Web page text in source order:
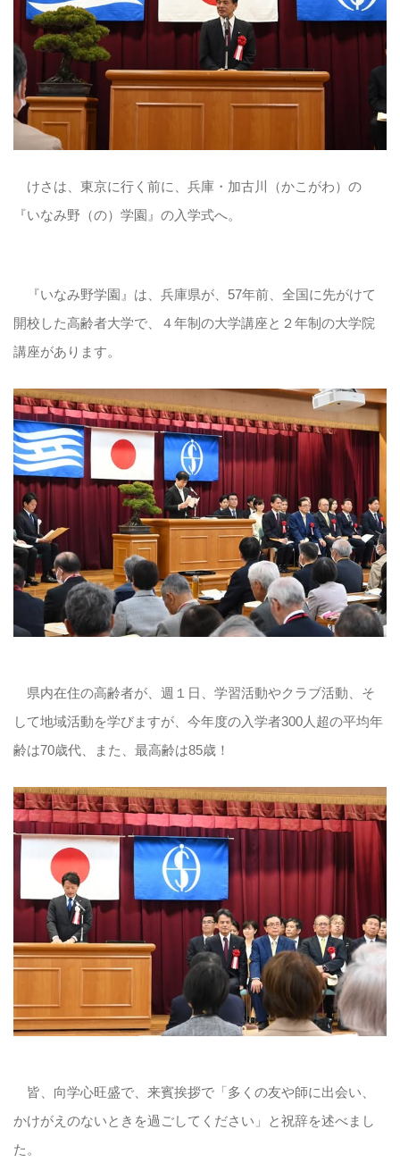
けさは、東京に行く前に、兵庫・加古川（かこがわ）の
『いなみ野（の）学園』の入学式へ。
『いなみ野学園』は、兵庫県が、57年前、全国に先がけて
開校した高齢者大学で、４年制の大学講座と２年制の大学院
講座があります。
県内在住の高齢者が、週１日、学習活動やクラブ活動、そ
して地域活動を学びますが、今年度の入学者300人超の平均年
齢は70歳代、また、最高齢は85歳！
皆、向学心旺盛で、来賓挨拶で「多くの友や師に出会い、
かけがえのないときを過ごしてください」と祝辞を述べまし
た。